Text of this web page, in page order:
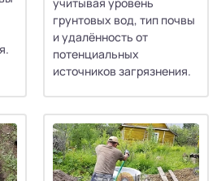
учитывая уровень
грунтовых вод, тип почвы
и удалённость от
потенциальных
источников загрязнения.